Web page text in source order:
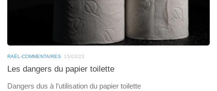
RAËL-COMMENTAIRES 15/03/23
Les dangers du papier toilette
Dangers dus à l’utilisation du papier toilette